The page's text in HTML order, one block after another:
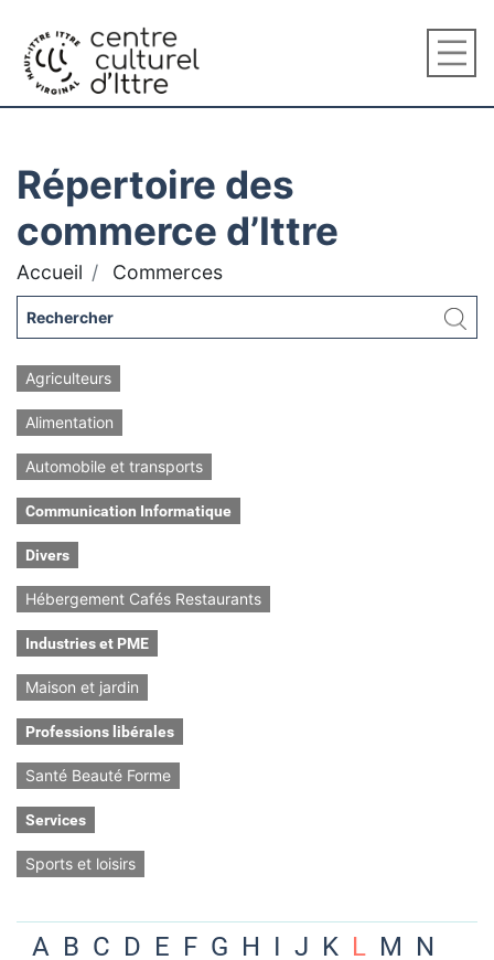
Répertoire des
commerce d’Ittre
Accueil Commerces
Agriculteurs
Alimentation
Automobile et transports
Communication Informatique
Divers
Hébergement Cafés Restaurants
Industries et PME
Maison et jardin
Professions libérales
Santé Beauté Forme
Services
Sports et loisirs
A B C D E F G H I J K L M N